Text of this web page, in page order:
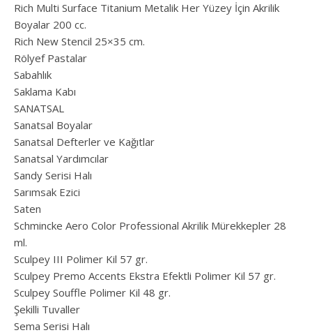
Rich Multi Surface Titanium Metalik Her Yüzey İçin Akrilik
Boyalar 200 cc.
Rich New Stencil 25×35 cm.
Rölyef Pastalar
Sabahlık
Saklama Kabı
SANATSAL
Sanatsal Boyalar
Sanatsal Defterler ve Kağıtlar
Sanatsal Yardımcılar
Sandy Serisi Halı
Sarımsak Ezici
Saten
Schmincke Aero Color Professional Akrilik Mürekkepler 28
ml.
Sculpey III Polimer Kil 57 gr.
Sculpey Premo Accents Ekstra Efektli Polimer Kil 57 gr.
Sculpey Souffle Polimer Kil 48 gr.
Şekilli Tuvaller
Sema Serisi Halı